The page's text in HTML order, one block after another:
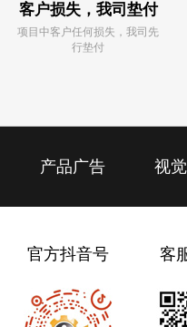
客户损失，我司垫付
项目中客户任何损失，我司先
行垫付
产品广告 视
官方抖音号 客